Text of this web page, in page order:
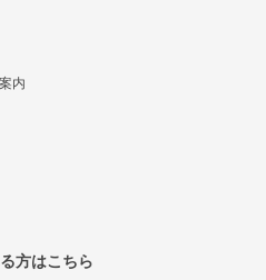
内
方はこちら